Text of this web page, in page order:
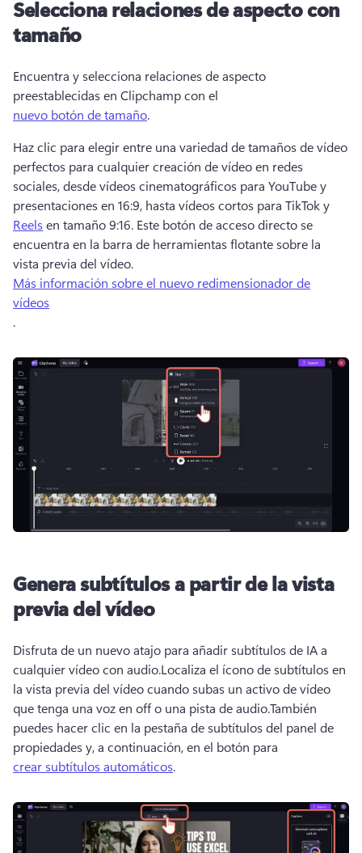
Selecciona relaciones de aspecto con
tamaño
Encuentra y selecciona relaciones de aspecto
preestablecidas en Clipchamp con el
nuevo botón de tamaño.
Haz clic para elegir entre una variedad de tamaños de vídeo
perfectos para cualquier creación de vídeo en redes
sociales, desde vídeos cinematográficos para YouTube y
presentaciones en 16:9, hasta vídeos cortos para TikTok y
Reels en tamaño 9:16. Este botón de acceso directo se
encuentra en la barra de herramientas flotante sobre la
vista previa del vídeo.
Más información sobre el nuevo redimensionador de
vídeos
.
Genera subtítulos a partir de la vista
previa del vídeo
Disfruta de un nuevo atajo para añadir subtítulos de IA a
cualquier vídeo con audio.Localiza el ícono de subtítulos en
la vista previa del vídeo cuando subas un activo de vídeo
que tenga una voz en off o una pista de audio.También
puedes hacer clic en la pestaña de subtítulos del panel de
propiedades y, a continuación, en el botón para
crear subtítulos automáticos.